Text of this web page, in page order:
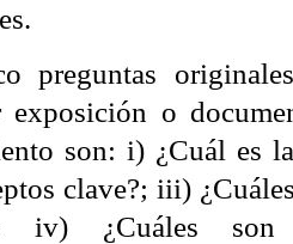
preguntas
exposición o
son: i) ¿Cuál es la
clave?; iii)
iv) ¿Cuáles son